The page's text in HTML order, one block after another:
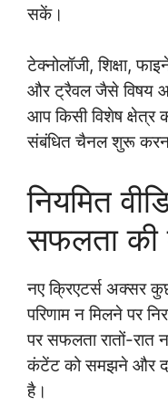
सकें।
टेक्नोलॉजी, शिक्षा,
और ट्रैवल जैसे विषय
आप किसी विशेष क्षेत्र
संबंधित चैनल शुरू
नियमित
सफलता की
नए क्रिएटर्स अक्सर
परिणाम न मिलने पर
पर सफलता रातों-रात
कंटेंट को समझने और
है।